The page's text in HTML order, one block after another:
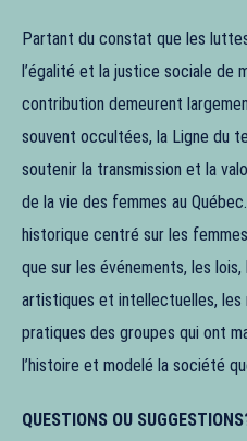
Partant du constat que les
l’égalité et la justice sociale de
contribution demeurent
souvent occultées, la Ligne du
soutenir la transmission et la
de la vie des femmes au
historique centré sur les
que sur les événements, les
artistiques et intellectuelles, les
pratiques des groupes qui ont
l’histoire et modelé la société
QUESTIONS OU